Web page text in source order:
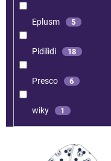
Eplusm 5
Pidilidi 18
Presco 6
wiky 1